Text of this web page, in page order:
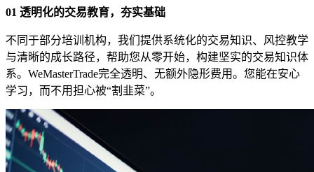
01 透明化的交易教育，夯实基础
不同于部分培训机构，我们提供系统化的交易知识、风控教学
与清晰的成长路径，帮助您从零开始，构建坚实的交易知识体
系。WeMasterTrade完全透明、无额外隐形费用。您能在安心
学习，而不用担心被“割韭菜”。